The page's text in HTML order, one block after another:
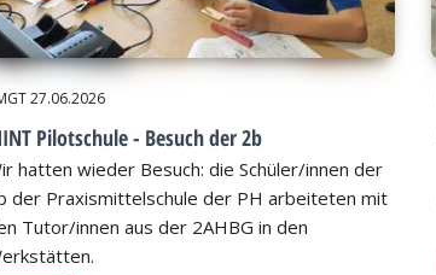
27.06.2026
Pilotschule - Besuch der 2b
hatten wieder Besuch: die Schüler/innen der
der Praxismittelschule der PH arbeiteten mit
Tutor/innen aus der 2AHBG in den